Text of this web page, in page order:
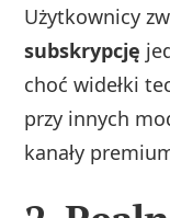
Użytkownicy
subskrypcję
choć widełki
przy innych
kanały